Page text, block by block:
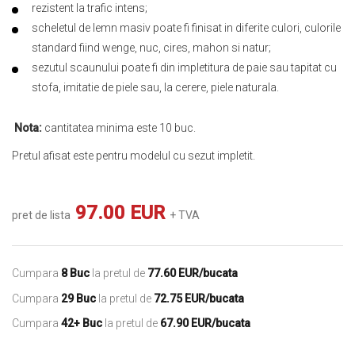
rezistent la trafic intens;
scheletul de lemn masiv poate fi finisat in diferite culori, culorile
standard fiind wenge, nuc, cires, mahon si natur;
sezutul scaunului poate fi din impletitura de paie sau tapitat cu
stofa, imitatie de piele sau, la cerere, piele naturala.
Nota: cantitatea minima este 10 buc.
Pretul afisat este pentru modelul cu sezut impletit.
pret de lista 97.00 EUR + TVA
Cumpara 8 Buc la pretul de 77.60 EUR/bucata
Cumpara 29 Buc la pretul de 72.75 EUR/bucata
Cumpara 42+ Buc la pretul de 67.90 EUR/bucata